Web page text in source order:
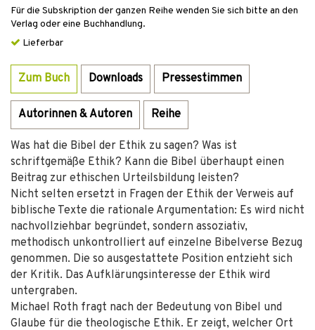
Für die Subskription der ganzen Reihe wenden Sie sich bitte an den
Verlag oder eine Buchhandlung.
Lieferbar
Zum Buch Downloads Pressestimmen
Autorinnen & Autoren Reihe
Was hat die Bibel der Ethik zu sagen? Was ist
schriftgemäße Ethik? Kann die Bibel überhaupt einen
Beitrag zur ethischen Urteilsbildung leisten?
Nicht selten ersetzt in Fragen der Ethik der Verweis auf
biblische Texte die rationale Argumentation: Es wird nicht
nachvollziehbar begründet, sondern assoziativ,
methodisch unkontrolliert auf einzelne Bibelverse Bezug
genommen. Die so ausgestattete Position entzieht sich
der Kritik. Das Aufklärungsinteresse der Ethik wird
untergraben.
Michael Roth fragt nach der Bedeutung von Bibel und
Glaube für die theologische Ethik. Er zeigt, welcher Ort